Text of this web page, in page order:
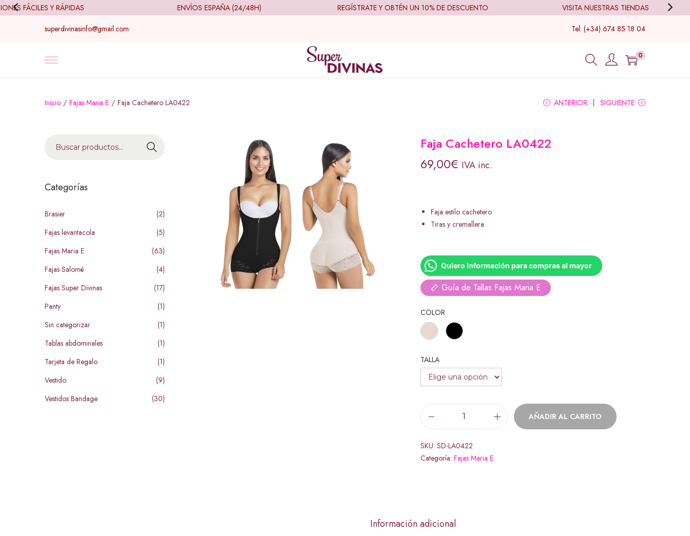
FÁCILES Y RÁPIDAS ENVÍOS ESPAÑA (24/48H) REGÍSTRATE Y OBTÉN UN 10% DE DESCUENTO VISITA NUESTRAS TIENDAS
superdivinasinfo@gmail.com Tel: (+34) 674 85 18 04
0
Inicio / Fajas Maria E / Faja Cachetero LA0422 ANTERIOR SIGUIENTE
Faja Cachetero LA0422
69,00€ IVA inc.
Faja estilo cachetero
Tiras y cremallera
Quiero información para compras al mayor
Guía de Tallas Fajas Maria E
COLOR
TALLA
AÑADIR AL CARRITO
SKU: SD-LA0422
Categoría: Fajas Maria E
Información adicional
B
u
Categorías
Brasier
(2)
Fajas levantacola
(5)
Fajas Maria E
(63)
Fajas Salomé
(4)
Fajas Super Divinas
(17)
Panty
(1)
Sin categorizar
(1)
Tablas abdominales
(1)
Tarjeta de Regalo
(1)
Vestido
(9)
Vestidos Bandage
(30)